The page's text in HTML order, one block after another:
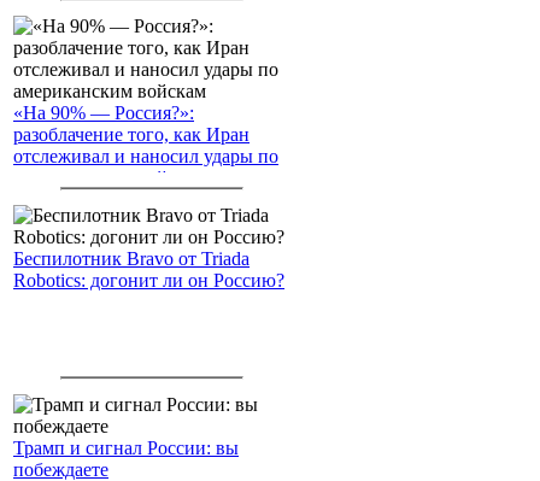
«На 90% — Россия?»:
разоблачение того, как Иран
отслеживал и наносил удары по
американским войскам
Беспилотник Bravo от Triada
Robotics: догонит ли он Россию?
Трамп и сигнал России: вы
побеждаете